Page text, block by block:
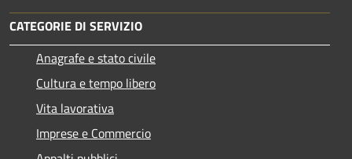
CATEGORIE DI SERVIZIO
Anagrafe e stato civile
Cultura e tempo libero
Vita lavorativa
Imprese e Commercio